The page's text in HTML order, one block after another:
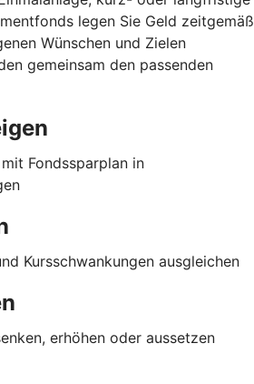
legen Sie Geld zeitgemäß
Wünschen und Zielen
gemeinsam den passenden
Fondssparplan in
Kursschwankungen ausgleichen
erhöhen oder aussetzen